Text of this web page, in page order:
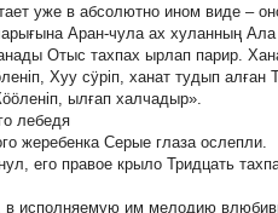
уже в абсолютно ином виде –
Аран-чула ах хуланның Ала
Отыс тахпах ырлап парир.
Хуу сӱрiп, ханат тудып
ылғап халчадыр».
лебедя
жеребенка Серые глаза ослепли.
его правое крыло Тридцать
в исполняемую им мелодию